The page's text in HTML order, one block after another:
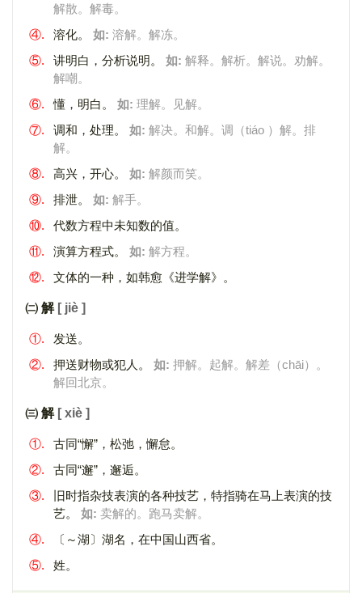
解散。解毒。
④.
溶化。 如: 溶解。解冻。
⑤.
讲明白，分析说明。 如: 解释。解析。解说。劝解。
解嘲。
⑥.
懂，明白。 如: 理解。见解。
⑦.
调和，处理。 如: 解决。和解。调（tiáo ）解。排
解。
⑧.
高兴，开心。 如: 解颜而笑。
⑨.
排泄。 如: 解手。
⑩.
代数方程中未知数的值。
⑪.
演算方程式。 如: 解方程。
⑫.
文体的一种，如韩愈《进学解》。
㈡ 解 [ jiè ]
①.
发送。
②.
押送财物或犯人。 如: 押解。起解。解差（chāi）。
解回北京。
㈢ 解 [ xiè ]
①.
古同“懈”，松弛，懈怠。
②.
古同“邂”，邂逅。
③.
旧时指杂技表演的各种技艺，特指骑在马上表演的技
艺。 如: 卖解的。跑马卖解。
④.
〔～湖〕湖名，在中国山西省。
⑤.
姓。